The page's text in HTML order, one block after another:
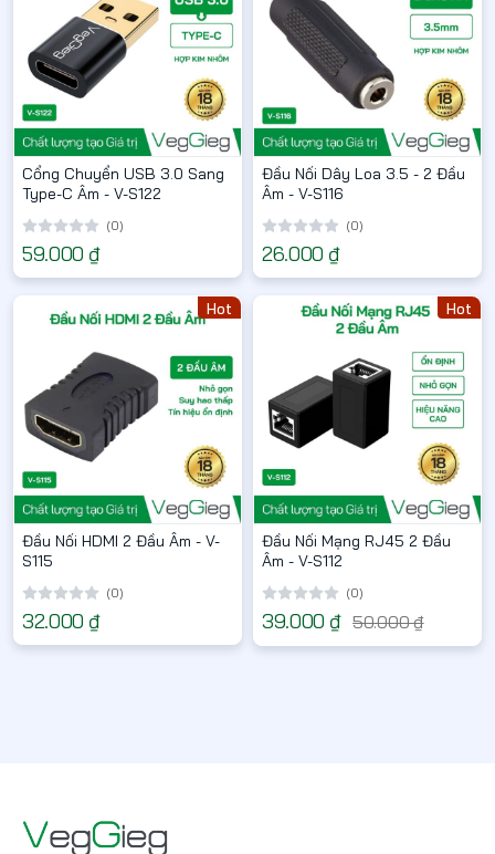
Cổng Chuyển USB 3.0 Sang
Type-C Âm - V-S122
(0)
59.000 ₫
Đầu Nối Dây Loa 3.5 - 2 Đầu
Âm - V-S116
(0)
26.000 ₫
Hot
Đầu Nối HDMI 2 Đầu Âm - V-
S115
(0)
32.000 ₫
Hot
Đầu Nối Mạng RJ45 2 Đầu
Âm - V-S112
(0)
39.000 ₫ 50.000 ₫